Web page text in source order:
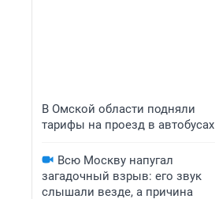
В Омской области подняли
тарифы на проезд в автобусах
Всю Москву напугал
загадочный взрыв: его звук
слышали везде, а причина